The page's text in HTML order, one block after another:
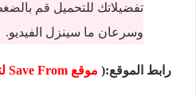
تفضيلاتك للتحميل قم
وسرعان ما سينزل الفيديو.
رابط الموقع:( موقع Save From لتنزيل الفيديوهات